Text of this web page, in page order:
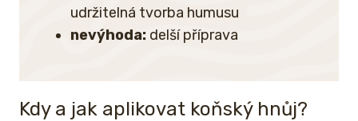
udržitelná tvorba humusu
nevýhoda: delší příprava
Kdy a jak aplikovat koňský hnůj?